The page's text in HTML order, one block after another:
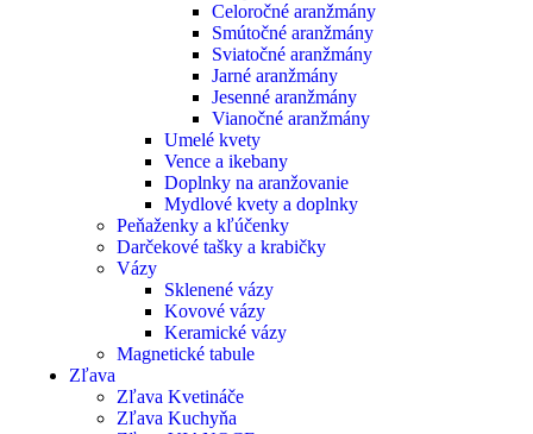
Celoročné aranžmány
Smútočné aranžmány
Sviatočné aranžmány
Jarné aranžmány
Jesenné aranžmány
Vianočné aranžmány
Umelé kvety
Vence a ikebany
Doplnky na aranžovanie
Mydlové kvety a doplnky
Peňaženky a kľúčenky
Darčekové tašky a krabičky
Vázy
Sklenené vázy
Kovové vázy
Keramické vázy
Magnetické tabule
Zľava
Zľava Kvetináče
Zľava Kuchyňa